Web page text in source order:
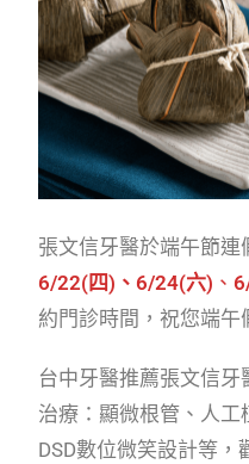
張文信牙醫於端午節連
6/22(四)、 6/24(六) 、
約門診時間，祝您端午
台中牙醫推薦張文信
治療：顯微根管、人工
DSD數位微笑設計等，